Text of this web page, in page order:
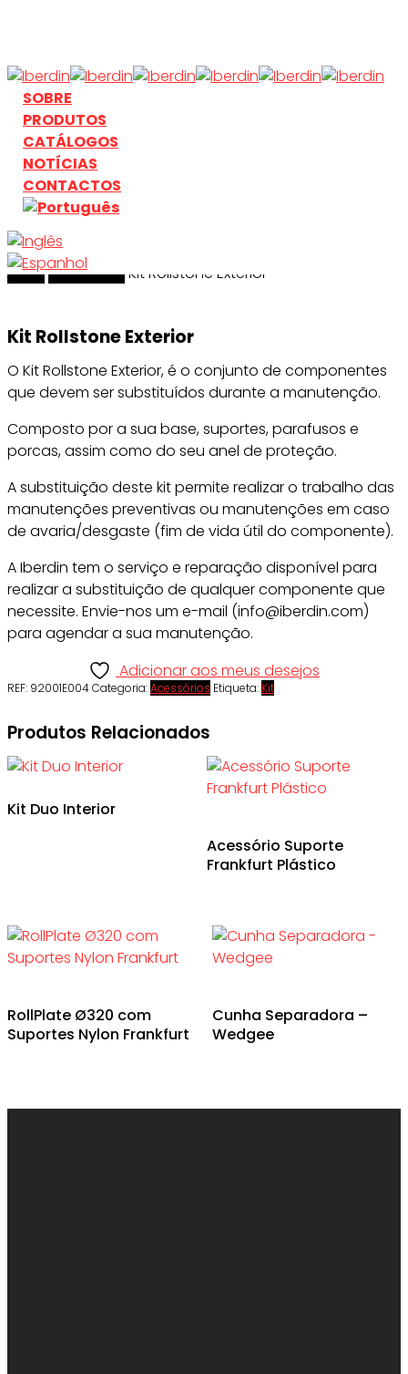
main
content
search
Menu
SOBRE
PRODUTOS
CATÁLOGOS
NOTÍCIAS
CONTACTOS
search
InícioAcessóriosKit Rollstone Exterior
Kit Rollstone Exterior
O Kit Rollstone Exterior, é o conjunto de componentes
que devem ser substituídos durante a manutenção.
Composto por a sua base, suportes, parafusos e
porcas, assim como do seu anel de proteção.
A substituição deste kit permite realizar o trabalho das
manutenções preventivas ou manutenções em caso
de avaria/desgaste (fim de vida útil do componente).
A Iberdin tem o serviço e reparação disponível para
realizar a substituição de qualquer componente que
necessite. Envie-nos um e-mail (info@iberdin.com)
para agendar a sua manutenção.
Adicionar aos meus desejos
REF: 92001E004Categoria:Acessórios Etiqueta: Kit
Produtos Relacionados
Kit Duo Interior
Acessório Suporte
Frankfurt Plástico
RollPlate Ø320 com
Suportes Nylon Frankfurt
Cunha Separadora –
Wedgee